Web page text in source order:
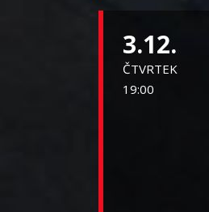
3.12.
ČTVRTEK
19:00